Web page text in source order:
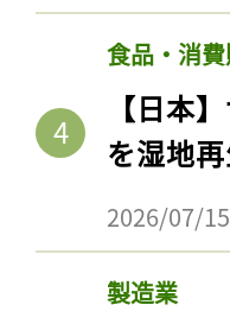
食品・消
【日本
を湿地
2026/07/15
製造業